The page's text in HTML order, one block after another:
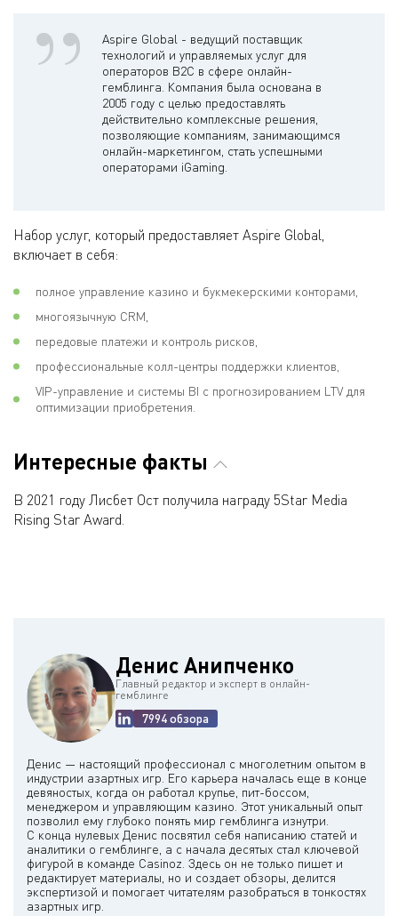
Aspire Global - ведущий поставщик
технологий и управляемых услуг для
операторов B2C в сфере онлайн-
гемблинга. Компания была основана в
2005 году с целью предоставлять
действительно комплексные решения,
позволяющие компаниям, занимающимся
онлайн-маркетингом, стать успешными
операторами iGaming.
Набор услуг, который предоставляет Aspire Global,
включает в себя:
полное управление казино и букмекерскими конторами,
многоязычную CRM,
передовые платежи и контроль рисков,
профессиональные колл-центры поддержки клиентов,
VIP-управление и системы BI с прогнозированием LTV для
оптимизации приобретения.
Интересные факты
В 2021 году Лисбет Ост получила награду 5Star Media
Rising Star Award.
Денис Анипченко
Главный редактор и эксперт в онлайн-
гемблинге
7994 обзора
Денис — настоящий профессионал с многолетним опытом в
индустрии азартных игр. Его карьера началась еще в конце
девяностых, когда он работал крупье, пит-боссом,
менеджером и управляющим казино. Этот уникальный опыт
позволил ему глубоко понять мир гемблинга изнутри.
С конца нулевых Денис посвятил себя написанию статей и
аналитики о гемблинге, а с начала десятых стал ключевой
фигурой в команде Casinoz. Здесь он не только пишет и
редактирует материалы, но и создает обзоры, делится
экспертизой и помогает читателям разобраться в тонкостях
азартных игр.